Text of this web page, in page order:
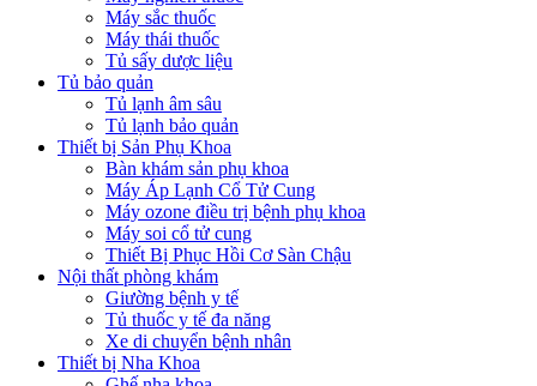
Máy sắc thuốc
Máy thái thuốc
Tủ sấy dược liệu
Tủ bảo quản
Tủ lạnh âm sâu
Tủ lạnh bảo quản
Thiết bị Sản Phụ Khoa
Bàn khám sản phụ khoa
Máy Áp Lạnh Cổ Tử Cung
Máy ozone điều trị bệnh phụ khoa
Máy soi cổ tử cung
Thiết Bị Phục Hồi Cơ Sàn Chậu
Nội thất phòng khám
Giường bệnh y tế
Tủ thuốc y tế đa năng
Xe di chuyển bệnh nhân
Thiết bị Nha Khoa